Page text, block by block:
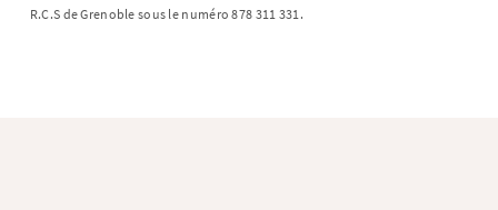
R.C.S de Grenoble sous le numéro 878 311 331.